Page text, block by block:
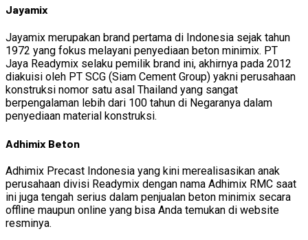
Jayamix
Jayamix merupakan brand pertama di Indonesia sejak tahun
1972 yang fokus melayani penyediaan beton minimix. PT
Jaya Readymix selaku pemilik brand ini, akhirnya pada 2012
diakuisi oleh PT SCG (Siam Cement Group) yakni perusahaan
konstruksi nomor satu asal Thailand yang sangat
berpengalaman lebih dari 100 tahun di Negaranya dalam
penyediaan material konstruksi.
Adhimix Beton
Adhimix Precast Indonesia yang kini merealisasikan anak
perusahaan divisi Readymix dengan nama Adhimix RMC saat
ini juga tengah serius dalam penjualan beton minimix secara
offline maupun online yang bisa Anda temukan di website
resminya.